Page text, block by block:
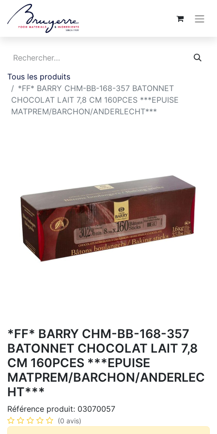
Tous les produits
*FF* BARRY CHM-BB-168-357 BATONNET
CHOCOLAT LAIT 7,8 CM 160PCES ***EPUISE
MATPREM/BARCHON/ANDERLECHT***
*FF* BARRY CHM-BB-168-357
BATONNET CHOCOLAT LAIT 7,8
CM 160PCES ***EPUISE
MATPREM/BARCHON/ANDERLEC
HT***
Référence produit: 03070057
(0 avis)